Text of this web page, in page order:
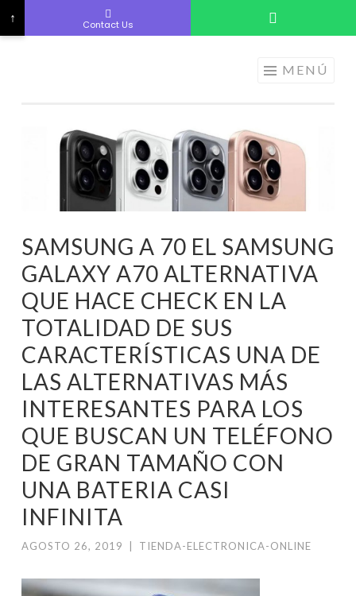
PRECIOS DE
ANDORRA
MENÚ
SAMSUNG A 70 EL SAMSUNG
GALAXY A70 ALTERNATIVA
QUE HACE CHECK EN LA
TOTALIDAD DE SUS
CARACTERÍSTICAS UNA DE
LAS ALTERNATIVAS MÁS
INTERESANTES PARA LOS
QUE BUSCAN UN TELÉFONO
DE GRAN TAMAÑO CON
UNA BATERIA CASI
INFINITA
AGOSTO 26, 2019 TIENDA-ELECTRONICA-ONLINE
↑ Contact Us